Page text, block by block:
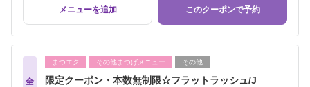
メニューを追加 このクーポンで予約
全
まつエク その他まつげメニュー その他
限定クーポン・本数無制限☆フラットラッシュ/J